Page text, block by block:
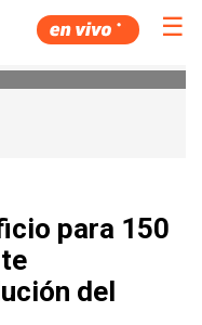
☰
para 150
del